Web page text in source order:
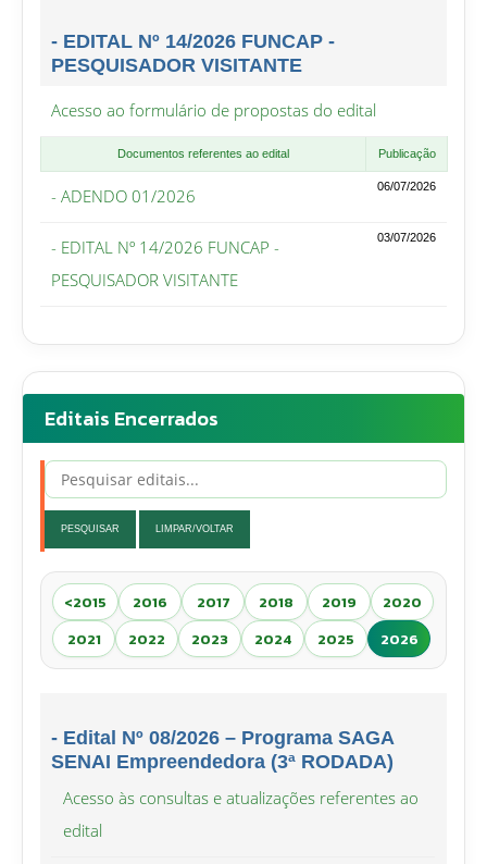
- EDITAL Nº 14/2026 FUNCAP -
PESQUISADOR VISITANTE
Acesso ao formulário de propostas do edital
Documentos referentes ao edital Publicação
- ADENDO 01/2026 06/07/2026
- EDITAL Nº 14/2026 FUNCAP -
PESQUISADOR VISITANTE
03/07/2026
Editais Encerrados
PESQUISAR LIMPAR/VOLTAR
<2015 2016 2017 2018 2019
2020
2021
2022 2023 2024 2025 2026
- Edital Nº 08/2026 – Programa SAGA
SENAI Empreendedora (3ª RODADA)
Acesso às consultas e atualizações referentes ao
edital